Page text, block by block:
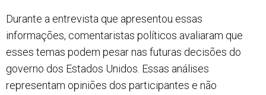
Durante a entrevista que apresentou essas
informações, comentaristas políticos avaliaram que
esses temas podem pesar nas futuras decisões do
governo dos Estados Unidos. Essas análises
representam opiniões dos participantes e não